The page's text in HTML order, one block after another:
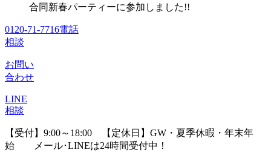
合同新春パーティーに参加しました!!
0120-71-7716電話
相談
お問い
合わせ
LINE
相談
【受付】9:00～18:00 【定休日】GW・夏季休暇・年末年
始 メール･LINEは24時間受付中！